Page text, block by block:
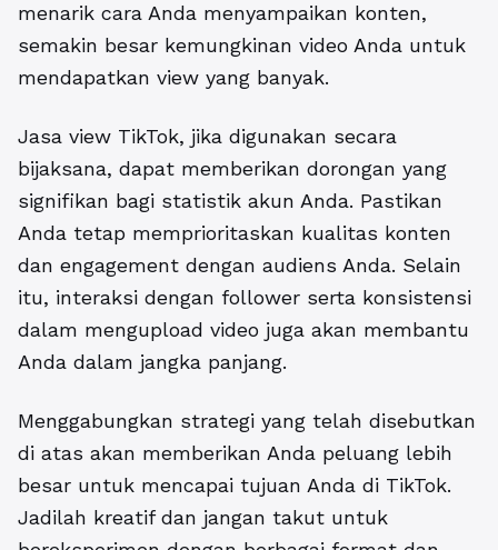
menarik cara Anda menyampaikan konten,
semakin besar kemungkinan video Anda untuk
mendapatkan view yang banyak.
Jasa view TikTok, jika digunakan secara
bijaksana, dapat memberikan dorongan yang
signifikan bagi statistik akun Anda. Pastikan
Anda tetap memprioritaskan kualitas konten
dan engagement dengan audiens Anda. Selain
itu, interaksi dengan follower serta konsistensi
dalam mengupload video juga akan membantu
Anda dalam jangka panjang.
Menggabungkan strategi yang telah disebutkan
di atas akan memberikan Anda peluang lebih
besar untuk mencapai tujuan Anda di TikTok.
Jadilah kreatif dan jangan takut untuk